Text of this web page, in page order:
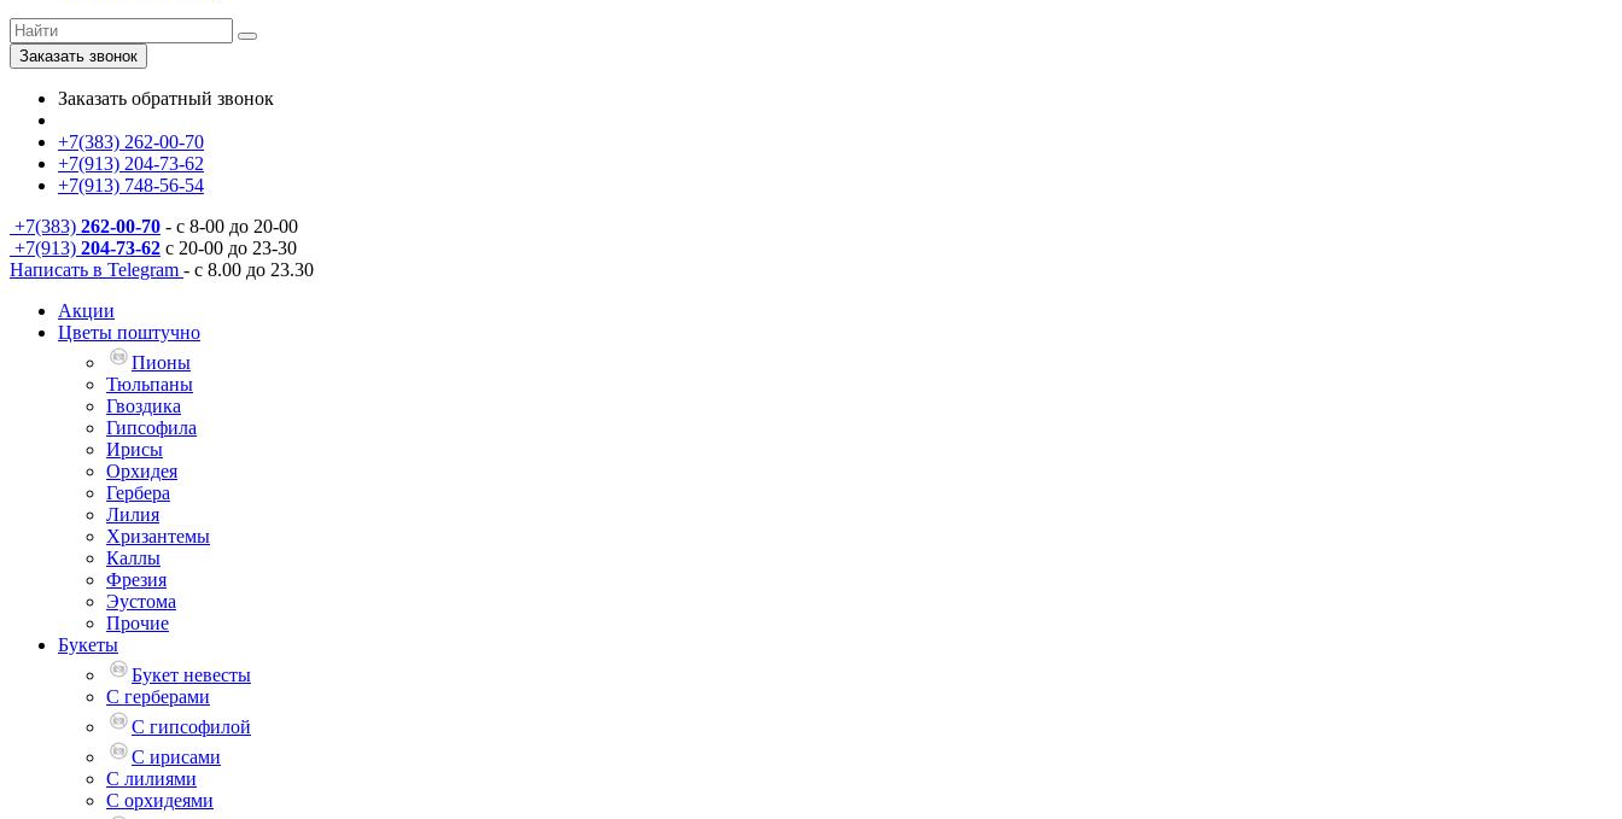
Заказать звонок
Заказать обратный звонок
+7(383) 262-00-70
+7(913) 204-73-62
+7(913) 748-56-54
+7(383) 262-00-70 - с 8-00 до 20-00
+7(913) 204-73-62 с 20-00 до 23-30
Написать в Telegram - с 8.00 до 23.30
Акции
Цветы поштучно
Пионы
Тюльпаны
Гвоздика
Гипсофила
Ирисы
Орхидея
Гербера
Лилия
Хризантемы
Каллы
Фрезия
Эустома
Прочие
Букеты
Букет невесты
С герберами
С гипсофилой
С ирисами
С лилиями
С орхидеями